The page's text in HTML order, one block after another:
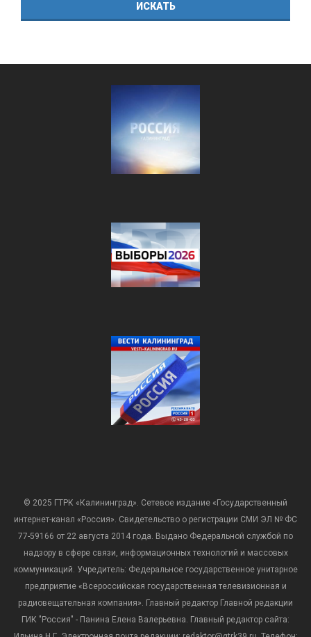
© 2025 ГТРК «Калининград». Сетевое издание «Государственный
интернет-канал «Россия». Свидетельство о регистрации СМИ ЭЛ № ФС
77-59166 от 22 августа 2014 года. Выдано Федеральной службой по
надзору в сфере связи, информационных технологий и массовых
коммуникаций. Учредитель: Федеральное государственное унитарное
предприятие «Всероссийская государственная телевизионная и
радиовещательная компания». Главный редактор Главной редакции
ГИК "Россия" - Панина Елена Валерьевна. Главный редактор сайта: